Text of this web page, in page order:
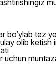
bo‘ylab tez
olib ketish
uchun